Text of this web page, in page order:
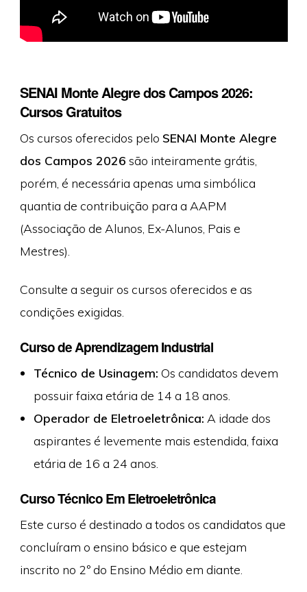
SENAI Monte Alegre dos Campos 2026:
Cursos Gratuitos
Os cursos oferecidos pelo SENAI Monte Alegre
dos Campos 2026 são inteiramente grátis,
porém, é necessária apenas uma simbólica
quantia de contribuição para a AAPM
(Associação de Alunos, Ex-Alunos, Pais e
Mestres).
Consulte a seguir os cursos oferecidos e as
condições exigidas.
Curso de Aprendizagem Industrial
Técnico de Usinagem: Os candidatos devem
possuir faixa etária de 14 a 18 anos.
Operador de Eletroeletrônica: A idade dos
aspirantes é levemente mais estendida, faixa
etária de 16 a 24 anos.
Curso Técnico Em Eletroeletrônica
Este curso é destinado a todos os candidatos que
concluíram o ensino básico e que estejam
inscrito no 2º do Ensino Médio em diante.